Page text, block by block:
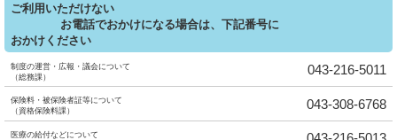
ご利用いただけない
お電話でおかけになる場合は、下記番号に
おかけください
制度の運営・広報・議会について
（総務課）
043-216-5011
保険料・被保険者証等について
（資格保険料課）
043-308-6768
医療の給付などについて